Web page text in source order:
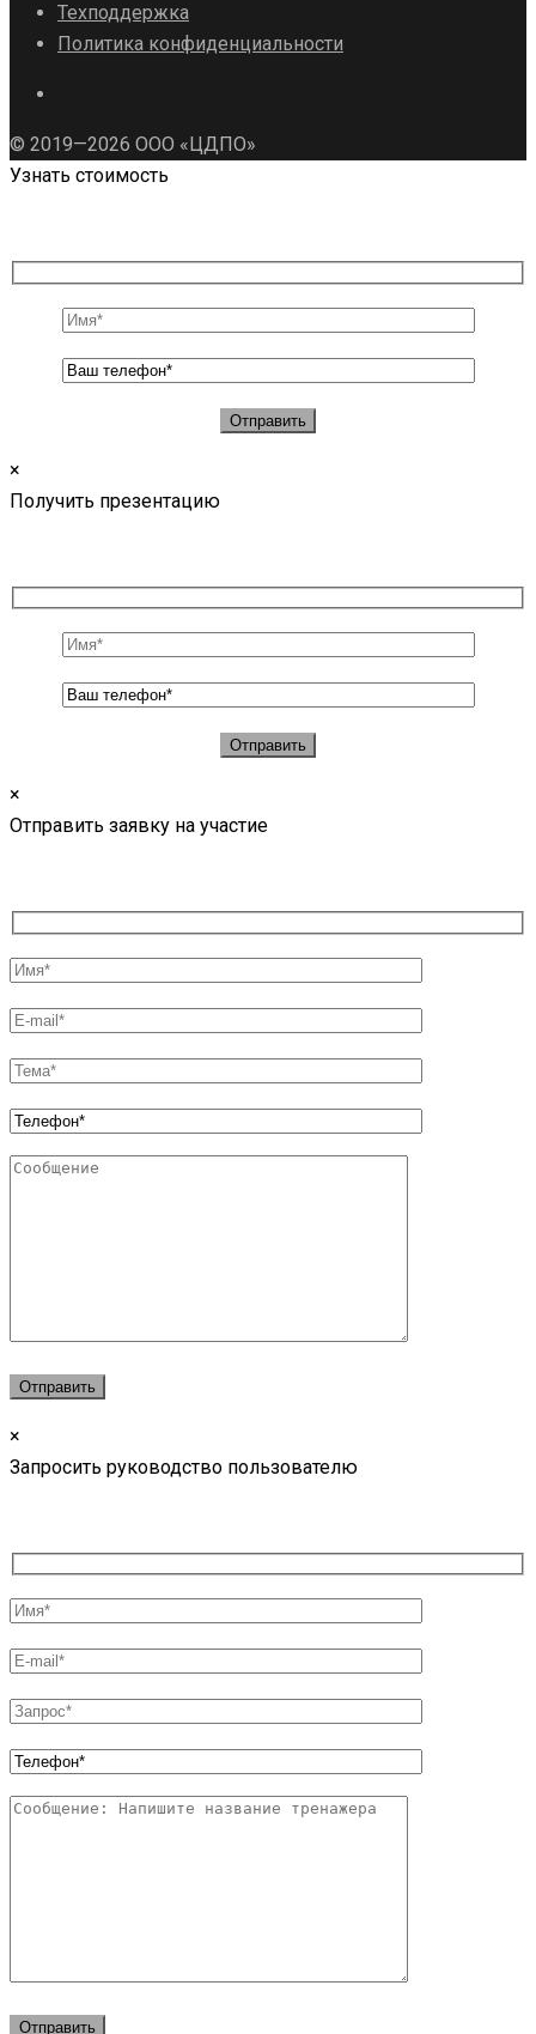
Техподдержка
Политика конфиденциальности
© 2019—2026 ООО «ЦДПО»
Узнать стоимость
×
Получить презентацию
×
Отправить заявку на участие
×
Запросить руководство пользователю